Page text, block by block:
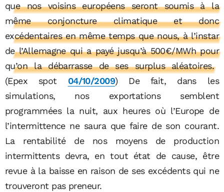
que nos voisins européens seront soumis à la
même conjoncture climatique et donc
excédentaires en même temps que nous, à l’instar
de l’Allemagne qui a payé jusqu’à 500€/MWh pour
qu’on la débarrasse de ses surplus aléatoires.
(Epex spot 04/10/2009) De fait, dans les
simulations, nos exportations semblent
programmées la nuit, aux heures où l’Europe de
l’intermittence ne saura que faire de son courant.
La rentabilité de nos moyens de production
intermittents devra, en tout état de cause, être
revue à la baisse en raison de ses excédents qui ne
trouveront pas preneur.